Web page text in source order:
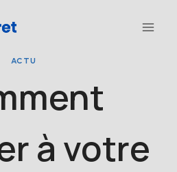
ACTU
à votre